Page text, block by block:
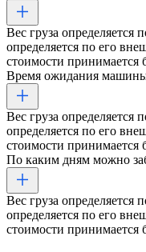
Вес груза определяется
определяется по его
стоимости принимается
Время ожидания машины
Вес груза определяется
определяется по его
стоимости принимается
По каким дням можно
Вес груза определяется
определяется по его
стоимости принимается